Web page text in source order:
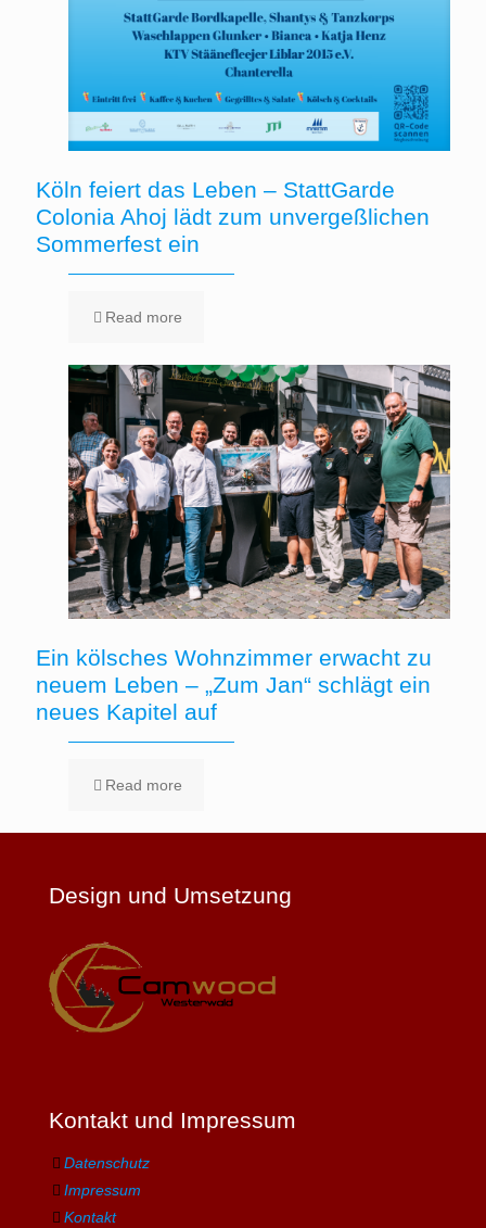
Köln feiert das Leben – StattGarde
Colonia Ahoj lädt zum unvergeßlichen
Sommerfest ein
Read more
Ein kölsches Wohnzimmer erwacht zu
neuem Leben – „Zum Jan“ schlägt ein
neues Kapitel auf
Read more
Design und Umsetzung
Kontakt und Impressum
Datenschutz
Impressum
Kontakt